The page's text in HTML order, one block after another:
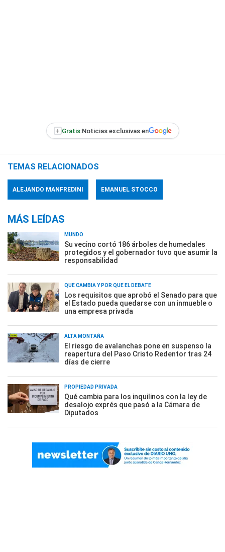
+ Gratis:Noticias exclusivas en
TEMAS RELACIONADOS
ALEJANDO MANFREDINI EMANUEL STOCCO
MÁS LEÍDAS
MUNDO
Su vecino cortó 186 árboles de humedales
protegidos y el gobernador tuvo que asumir la
responsabilidad
QUÉ CAMBIA Y POR QUÉ EL DEBATE
Los requisitos que aprobó el Senado para que
el Estado pueda quedarse con un inmueble o
una empresa privada
ALTA MONTAÑA
El riesgo de avalanchas pone en suspenso la
reapertura del Paso Cristo Redentor tras 24
días de cierre
PROPIEDAD PRIVADA
Qué cambia para los inquilinos con la ley de
desalojo exprés que pasó a la Cámara de
Diputados